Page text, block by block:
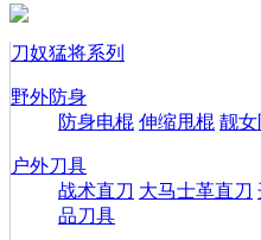
刀奴猛将系列
野外防身
防身电棍 伸缩甩棍 靓女
户外刀具
战术直刀 大马士革直刀
品刀具